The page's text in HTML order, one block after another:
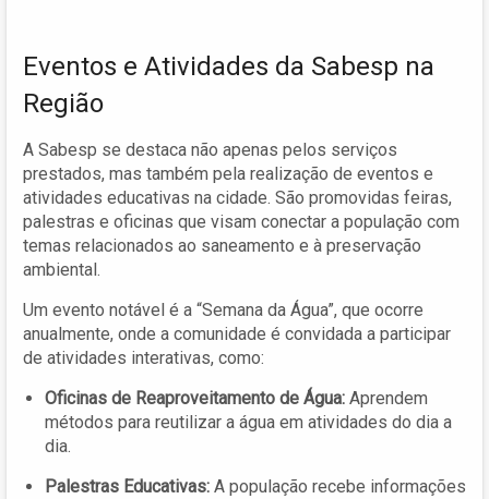
Eventos e Atividades da Sabesp na
Região
A Sabesp se destaca não apenas pelos serviços
prestados, mas também pela realização de eventos e
atividades educativas na cidade. São promovidas feiras,
palestras e oficinas que visam conectar a população com
temas relacionados ao saneamento e à preservação
ambiental.
Um evento notável é a “Semana da Água”, que ocorre
anualmente, onde a comunidade é convidada a participar
de atividades interativas, como:
Oficinas de Reaproveitamento de Água: Aprendem
métodos para reutilizar a água em atividades do dia a
dia.
Palestras Educativas: A população recebe informações